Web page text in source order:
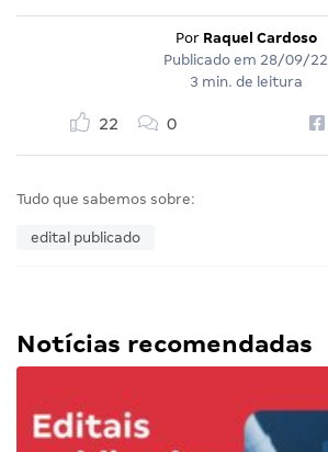
Por Raquel Cardoso
Publicado em 28/09/22
3 min. de leitura
22 0
Tudo que sabemos sobre:
edital publicado
Notícias recomendadas